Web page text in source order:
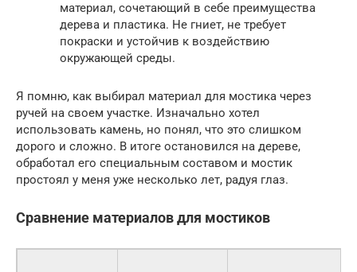
материал, сочетающий в себе преимущества
дерева и пластика. Не гниет, не требует
покраски и устойчив к воздействию
окружающей среды.
Я помню, как выбирал материал для мостика через
ручей на своем участке. Изначально хотел
использовать камень, но понял, что это слишком
дорого и сложно. В итоге остановился на дереве,
обработал его специальным составом и мостик
простоял у меня уже несколько лет, радуя глаз.
Сравнение материалов для мостиков